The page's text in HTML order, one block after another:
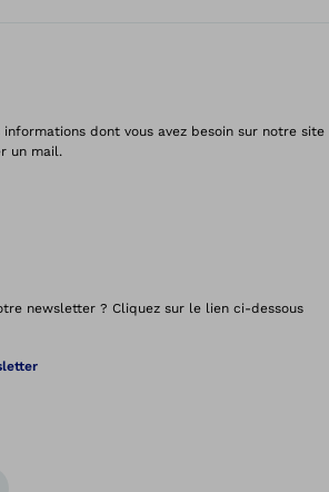
dont vous avez besoin sur notre site
un mail.
newsletter ? Cliquez sur le lien ci-dessous